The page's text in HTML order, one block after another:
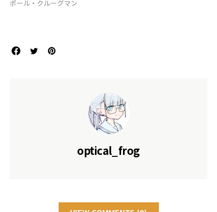
ポール・クルーグマン
optical_frog